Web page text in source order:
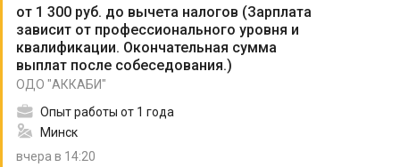
от 1 300 руб. до вычета налогов (Зарплата
зависит от профессионального уровня и
квалификации. Окончательная сумма
выплат после собеседования.)
ОДО "АККАБИ"
Опыт работы от 1 года
Минск
вчера в 14:20